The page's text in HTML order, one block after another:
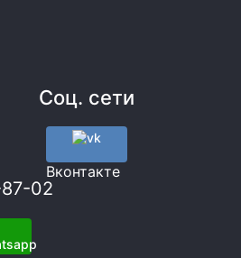
02
Соц. сети
Вконтакте